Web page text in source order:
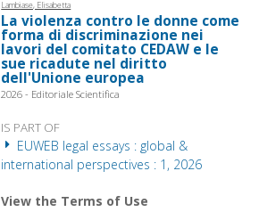
Lambiase, Elisabetta
La violenza contro le donne come
forma di discriminazione nei
lavori del comitato CEDAW e le
sue ricadute nel diritto
dell'Unione europea
2026 - Editoriale Scientifica
IS PART OF
EUWEB legal essays : global &
international perspectives : 1, 2026
View the Terms of Use